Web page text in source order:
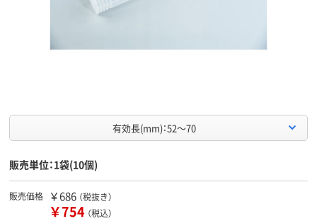
有効長(mm)：52～70
販売単位：1袋(10個)
販売価格 ￥686 （税抜き）
￥754 （税込）